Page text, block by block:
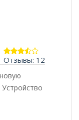
3.42
Отзывы: 12